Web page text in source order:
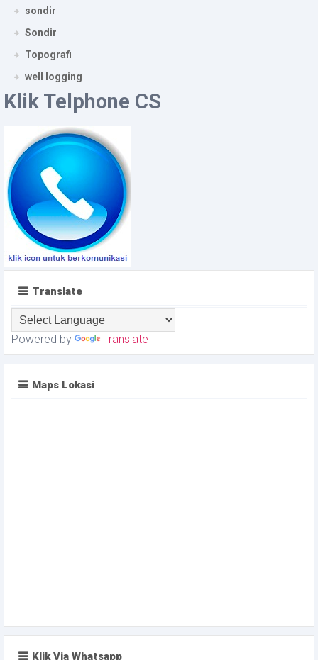
sondir
Sondir
Topografi
well logging
Klik Telphone CS
Translate
Powered by Translate
Maps Lokasi
Klik Via Whatsapp